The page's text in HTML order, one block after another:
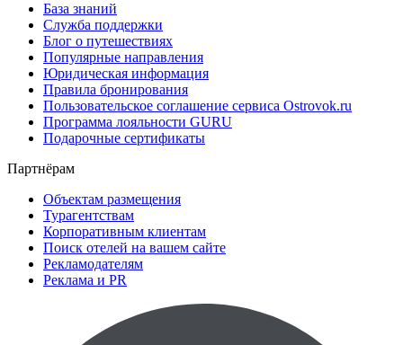
База знаний
Служба поддержки
Блог о путешествиях
Популярные направления
Юридическая информация
Правила бронирования
Пользовательское соглашение сервиса Ostrovok.ru
Программа лояльности GURU
Подарочные сертификаты
Партнёрам
Объектам размещения
Турагентствам
Корпоративным клиентам
Поиск отелей на вашем сайте
Рекламодателям
Реклама и PR